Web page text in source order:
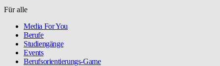
Für alle
Media For You
Berufe
Studiengänge
Events
Berufsorientierungs-Game